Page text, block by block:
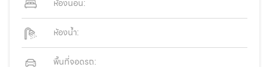
ห้องนอน:
ห้องน้ำ:
พื้นที่จอดรถ: